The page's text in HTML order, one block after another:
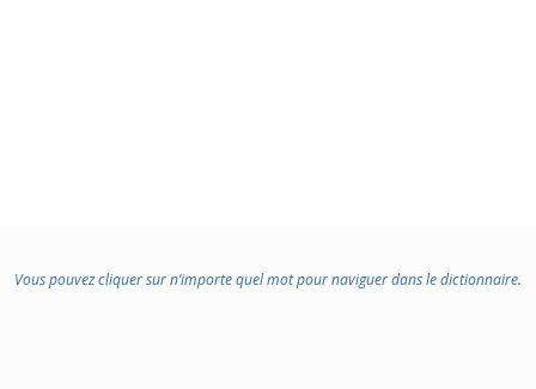
Vous pouvez cliquer sur n’importe quel mot pour naviguer dans le dictionnaire.